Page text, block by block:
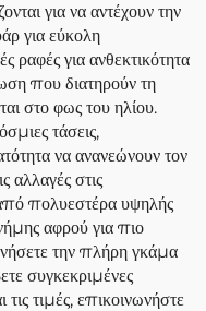
για να αντέχουν την
για εύκολη
ραφές για ανθεκτικότητα
που διατηρούν τη
στο φως του ηλίου.
τάσεις,
να ανανεώνουν τον
αλλαγές στις
πολυεστέρα υψηλής
αφρού για πιο
την πλήρη γκάμα
συγκεκριμένες
τιμές, επικοινωνήστε